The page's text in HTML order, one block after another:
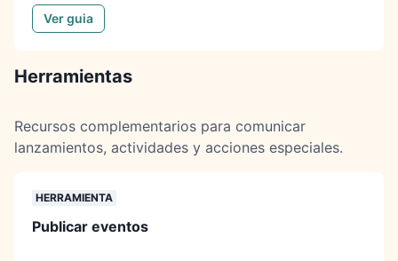
Ver guia
Herramientas
Recursos complementarios para comunicar
lanzamientos, actividades y acciones especiales.
HERRAMIENTA
Publicar eventos